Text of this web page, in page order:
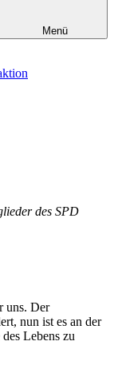
Menü
des SPD
uns. Der
nun ist es an der
Lebens zu